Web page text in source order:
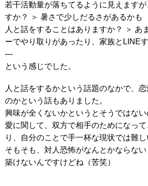
若干活動量が落ちてるように見えます
すか？ ＞ 暑さで少しだるさがあるかも
人と話をすることはありますか？ ＞ あ
ーでやり取りがあったり、家族とLINEす
—
という感じでした。
人と話をするかという話題のなかで、
のかという話もありました。
興味が全くないかというとそうではな
愛に関して、双方で相手のためになっ
り、自分のことで手一杯な現状では難し
そもそも、対人恐怖がなんとかならな
築けないんですけどね（苦笑）